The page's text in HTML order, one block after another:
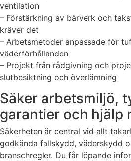
ventilation
– Förstärkning av bärverk och
kräver det
– Arbetsmetoder anpassade för
väderförhållanden
– Projekt från rådgivning och
slutbesiktning och överlämning
Säker arbetsmiljö,
garantier och hjälp
Säkerheten är central vid allt
godkända fallskydd, väderskydd
branschregler. Du får löpande